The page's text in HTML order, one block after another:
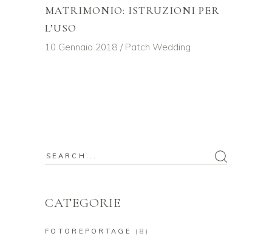
MATRIMONIO: ISTRUZIONI PER
L’USO
10 Gennaio 2018 Patch Wedding
Search
CATEGORIE
FOTOREPORTAGE (8)